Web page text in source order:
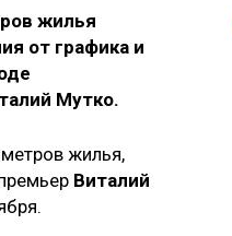
жилья
от графика и
Мутко.
жилья,
Виталий